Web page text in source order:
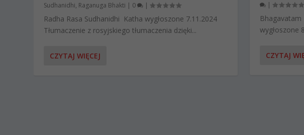
Sudhanidhi, Raganuga Bhakti | 0 |
Radha Rasa Sudhanidhi Katha wygłoszone 7.11.2024
Tłumaczenie z rosyjskiego tłumaczenia dzięki...
CZYTAJ WIĘCEJ
|
Bhagavatam
wygłoszone
CZYTAJ